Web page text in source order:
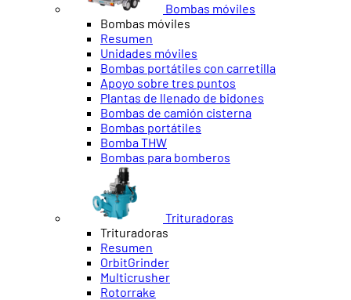
Bombas móviles
Bombas móviles
Resumen
Unidades móviles
Bombas portátiles con carretilla
Apoyo sobre tres puntos
Plantas de llenado de bidones
Bombas de camión cisterna
Bombas portátiles
Bomba THW
Bombas para bomberos
Trituradoras
Trituradoras
Resumen
OrbitGrinder
Multicrusher
Rotorrake